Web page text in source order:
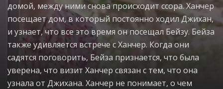
домой, между ними снова происходит ссора. Ханчер
посещает дом, в который постоянно ходил Джихан,
и узнает, что все это время он посещал Бейзу. Бейза
также удивляется встрече с Ханчер. Когда они
садятся поговорить, Бейза признается, что была
уверена, что визит Ханчер связан с тем, что она
узнала от Джихана. Ханчер не понимает, о чем